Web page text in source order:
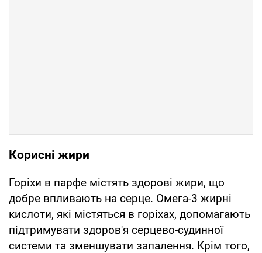
Корисні жири
Горіхи в парфе містять здорові жири, що
добре впливають на серце. Омега-3 жирні
кислоти, які містяться в горіхах, допомагають
підтримувати здоров'я серцево-судинної
системи та зменшувати запалення. Крім того,